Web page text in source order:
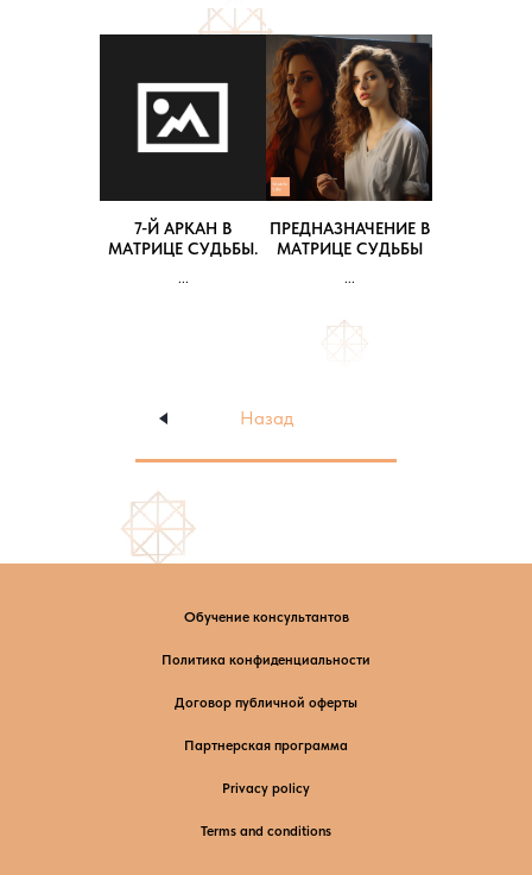
7-Й АРКАН В
МАТРИЦЕ СУДЬБЫ.
...
ПРЕДНАЗНАЧЕНИЕ В
МАТРИЦЕ СУДЬБЫ
...
Назад
Обучение консультантов
Политика конфиденциальности
Договор публичной оферты
Партнерская программа
Privacy policy
Terms and conditions